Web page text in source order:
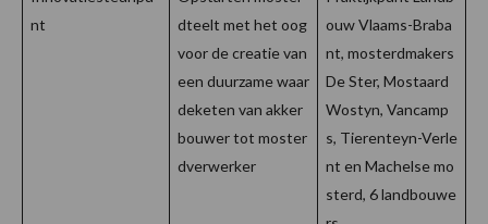
nt
dteelt met het oog
voor de creatie van
een duurzame waar
deketen van akker
bouwer tot moster
dverwerker
ouw Vlaams-Braba
nt, mosterdmakers
De Ster, Mostaard
Wostyn, Vancamp
s, Tierenteyn-Verle
nt en Machelse mo
sterd, 6 landbouwe